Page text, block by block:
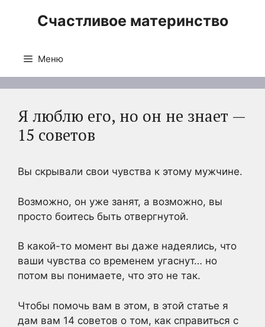
Счастливое материнство
Меню
Я люблю его, но он не знает —
15 советов
Вы скрывали свои чувства к этому мужчине.
Возможно, он уже занят, а возможно, вы
просто боитесь быть отвергнутой.
В какой-то момент вы даже надеялись, что
ваши чувства со временем угаснут… но
потом вы понимаете, что это не так.
Чтобы помочь вам в этом, в этой статье я
дам вам 14 советов о том, как справиться с